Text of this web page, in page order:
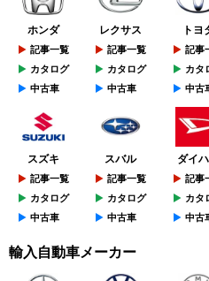
ホンダ
記事一覧
カタログ
中古車
レクサス
記事一覧
カタログ
中古車
トヨ
記事
カタ
中古
スズキ
記事一覧
カタログ
中古車
スバル
記事一覧
カタログ
中古車
ダイ
記事
カタ
中古
輸入自動車メーカー